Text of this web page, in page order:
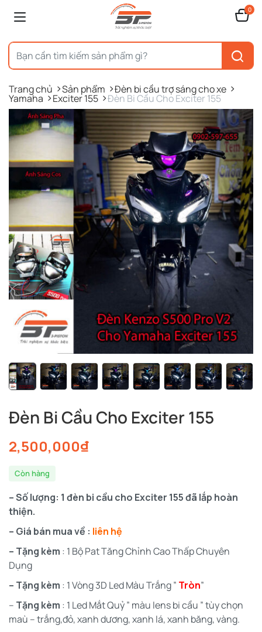
0
Trang chủ Sản phẩm Đèn bi cầu trợ sáng cho xe
Yamaha Exciter 155 Đèn Bi Cầu Cho Exciter 155
Đèn Bi Cầu Cho Exciter 155
2,500,000₫
Còn hàng
– Số lượng: 1 đèn bi cầu cho Exciter 155đã lắp hoàn
thiện.
– Giá bán mua về : liên hệ
– Tặng kèm : 1 Bộ Pat Tăng Chỉnh Cao Thấp Chuyên
Dụng
– Tặng kèm : 1 Vòng 3D Led Màu Trắng ” Tròn”
– Tặng kèm : 1 Led Mắt Quỷ ” màu lens bi cầu ” tùy chọn
maù – trắng,đỏ, xanh dương, xanh lá, xanh băng, vàng.